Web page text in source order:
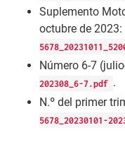
Suplemento
octubre de 2023:
Número 6-7
202308_6-7.pdf .
N.º del primer
5678_20230101-